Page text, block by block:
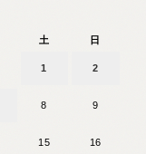
土 日
1 2
8 9
15 16